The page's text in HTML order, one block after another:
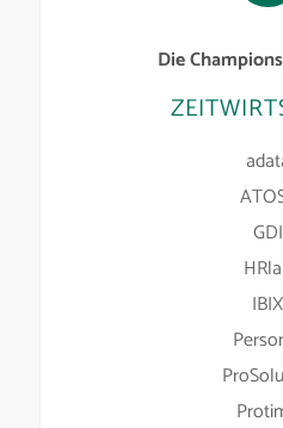
Die
GDI
IBIX